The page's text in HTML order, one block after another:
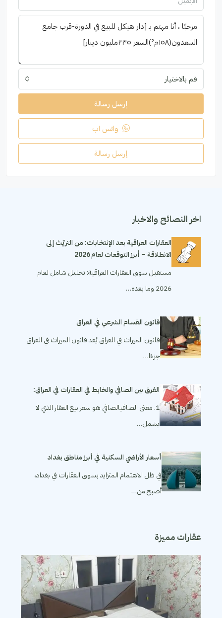
قم بالاختيار
إرسل رسالة
واتس اب
إرسل رسالة
اخر النصائح والاخبار
العقارات العراقية بعد الإنتخابات: من التريّث إلى
الانطلاقة – أبرز التوقعات لعام 2026
مستقبل سوق العقارات العراقية: تحليل شامل لعام
2026 وما بعده…
قانون القسام الشرعي في العراق
قانون الميراث في العراق يُعد قانون الميراث في العراق
جزءًا…
الفرق بين الصافي والخابط في العقارات في العراق:
1. معنى الصافيالصافي هو سعر بيع العقار الذي لا
يشمل…
أسعار الأراضي السكنية في أبرز مناطق بغداد
في ظل الاهتمام المتزايد بسوق العقارات في بغداد،
أصبح من…
عقارات مميزة